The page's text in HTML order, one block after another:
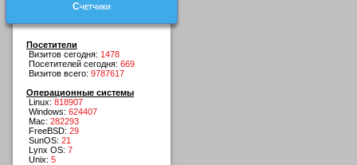
Счетчики
Посетители
Визитов сегодня: 1478
Посетителей сегодня: 669
Визитов всего: 9787617
Операционные системы
Linux: 818907
Windows: 624407
Mac: 282293
FreeBSD: 29
SunOS: 21
Lynx OS: 7
Unix: 5